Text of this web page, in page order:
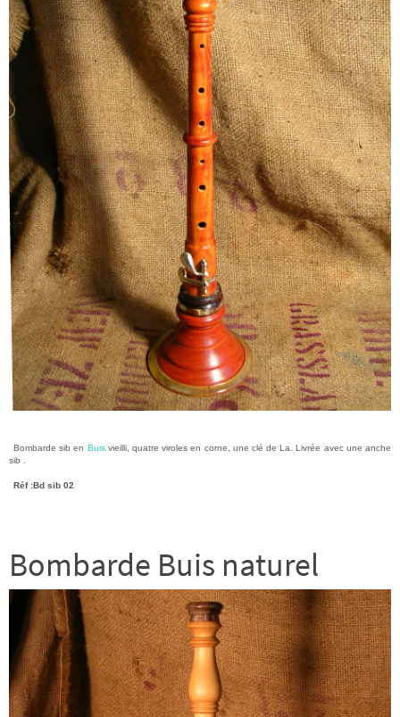
Bombarde sib en Buisvieilli, quatre viroles en corne, une clé de La. Livrée avec une anche
sib .
Réf :Bd sib 02
Bombarde Buis naturel